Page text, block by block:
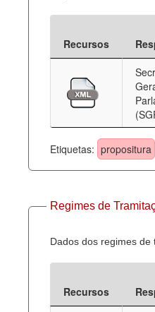
Recursos
Etiquetas: propositura
Regimes de
Dados dos regimes de
Recursos